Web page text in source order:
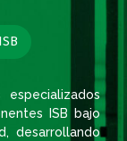
ISB bajo
desarrollando